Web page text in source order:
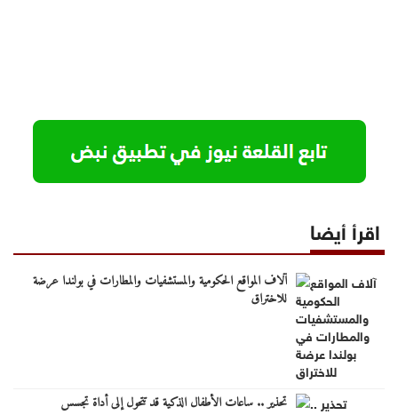
اقرأ أيضا
آلاف المواقع الحكومية والمستشفيات والمطارات في بولندا عرضة
للاختراق
تحذير .. ساعات الأطفال الذكية قد تتحول إلى أداة تجسس